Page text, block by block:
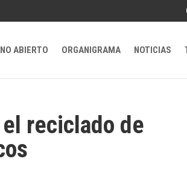
ABIERTO ORGANIGRAMA NOTICIAS
reciclado de